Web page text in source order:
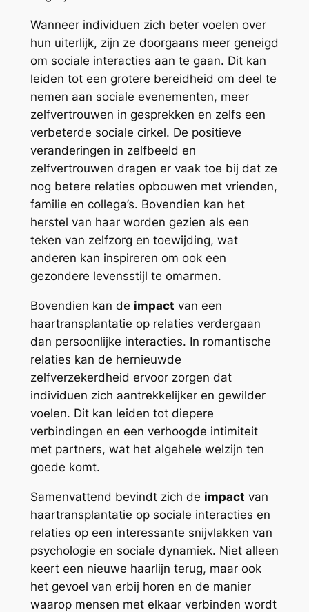
Wanneer individuen zich beter voelen over
hun uiterlijk, zijn ze doorgaans meer geneigd
om sociale interacties aan te gaan. Dit kan
leiden tot een grotere bereidheid om deel te
nemen aan sociale evenementen, meer
zelfvertrouwen in gesprekken en zelfs een
verbeterde sociale cirkel. De positieve
veranderingen in zelfbeeld en
zelfvertrouwen dragen er vaak toe bij dat ze
nog betere relaties opbouwen met vrienden,
familie en collega’s. Bovendien kan het
herstel van haar worden gezien als een
teken van zelfzorg en toewijding, wat
anderen kan inspireren om ook een
gezondere levensstijl te omarmen.
Bovendien kan de impact van een
haartransplantatie op relaties verdergaan
dan persoonlijke interacties. In romantische
relaties kan de hernieuwde
zelfverzekerdheid ervoor zorgen dat
individuen zich aantrekkelijker en gewilder
voelen. Dit kan leiden tot diepere
verbindingen en een verhoogde intimiteit
met partners, wat het algehele welzijn ten
goede komt.
Samenvattend bevindt zich de impact van
haartransplantatie op sociale interacties en
relaties op een interessante snijvlakken van
psychologie en sociale dynamiek. Niet alleen
keert een nieuwe haarlijn terug, maar ook
het gevoel van erbij horen en de manier
waarop mensen met elkaar verbinden wordt